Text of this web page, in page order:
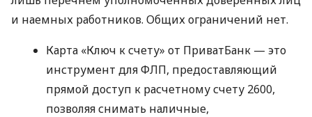
и наемных работников. Общих ограничений нет.
Карта «Ключ к счету» от ПриватБанк — это
инструмент для ФЛП, предоставляющий
прямой доступ к расчетному счету 2600,
позволяя снимать наличные,